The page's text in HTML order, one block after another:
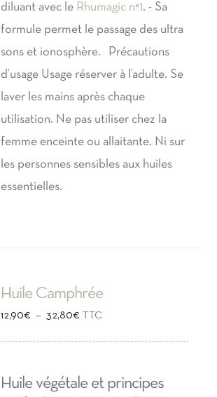
diluant avec le Rhumagic n°1. - Sa
formule permet le passage des ultra
sons et ionosphère. Précautions
d’usage Usage réserver à l’adulte. Se
laver les mains après chaque
utilisation. Ne pas utiliser chez la
femme enceinte ou allaitante. Ni sur
les personnes sensibles aux huiles
essentielles.
Huile Camphrée
12,90€ – 32,80€ Plage
12,90€
TTC
Huile végétale et principes